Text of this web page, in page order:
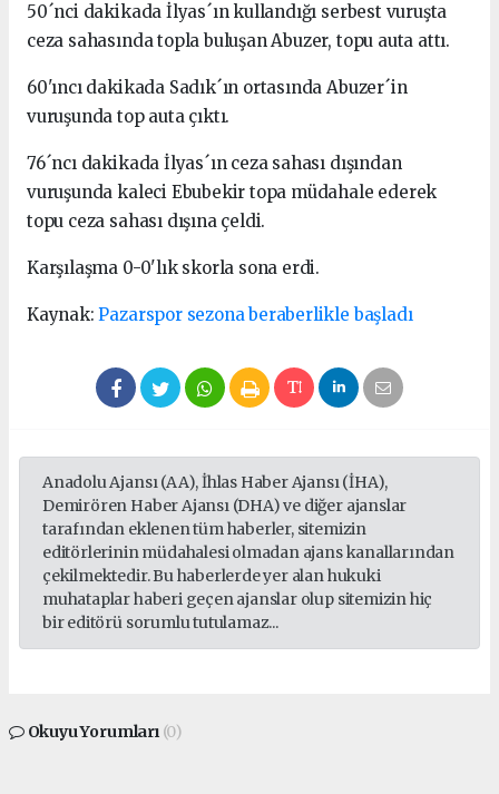
50´nci dakikada İlyas´ın kullandığı serbest vuruşta
ceza sahasında topla buluşan Abuzer, topu auta attı.
60'ıncı dakikada Sadık´ın ortasında Abuzer´in
vuruşunda top auta çıktı.
76´ncı dakikada İlyas´ın ceza sahası dışından
vuruşunda kaleci Ebubekir topa müdahale ederek
topu ceza sahası dışına çeldi.
Karşılaşma 0-0'lık skorla sona erdi.
Kaynak:Pazarspor sezona beraberlikle başladı
Anadolu Ajansı (AA), İhlas Haber Ajansı (İHA),
Demirören Haber Ajansı (DHA) ve diğer ajanslar
tarafından eklenen tüm haberler, sitemizin
editörlerinin müdahalesi olmadan ajans kanallarından
çekilmektedir. Bu haberlerde yer alan hukuki
muhataplar haberi geçen ajanslar olup sitemizin hiç
bir editörü sorumlu tutulamaz...
Okuyu Yorumları (0)